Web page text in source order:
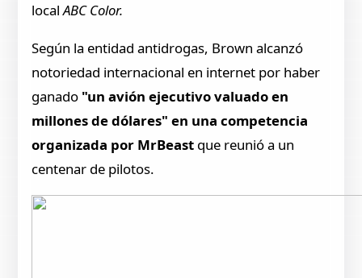
localABC Color.
Según la entidad antidrogas, Brown alcanzó
notoriedad internacional en internet por haber
ganado "un avión ejecutivo valuado en
millones de dólares" en una competencia
organizada por MrBeast que reunió a un
centenar de pilotos.